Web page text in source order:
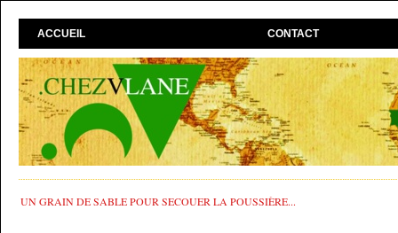
ACCUEIL CONTACT
UN GRAIN DE SABLE POUR SECOUER LA POUSSIÈRE...